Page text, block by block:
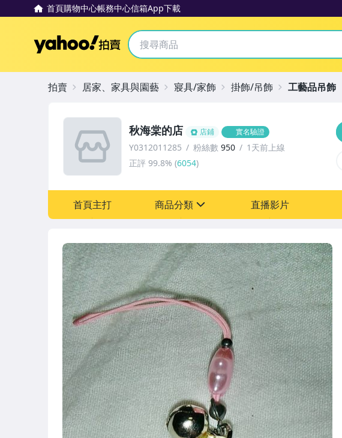
首頁購物中心帳務中心信箱App下載
Yahoo拍賣
秋海棠的店 店鋪 實名驗證
Y0312011285 粉絲數 950
1天前上線
正評 99.8% (6054)
首頁主打 商品分類 直播影片
拍賣 居家、家具與園藝 寢具/家飾 掛飾/吊飾 工藝品吊飾